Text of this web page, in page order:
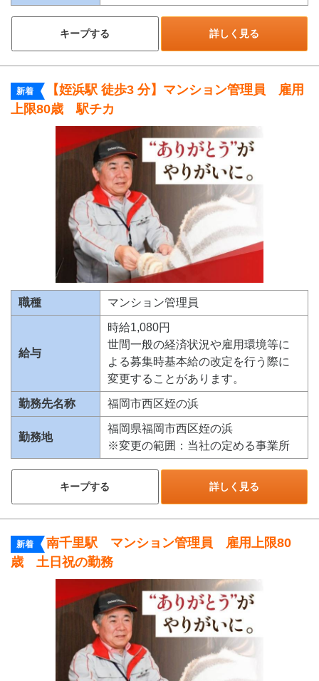
キープする 詳しく見る
新着
【姪浜駅 徒歩3 分】マンション管理員 雇用
上限80歳 駅チカ
職種 マンション管理員
給与
時給1,080円
世間一般の経済状況や雇用環境等に
よる募集時基本給の改定を行う際に
変更することがあります。
勤務先名称 福岡市西区姪の浜
勤務地
福岡県福岡市西区姪の浜
※変更の範囲：当社の定める事業所
キープする 詳しく見る
新着
南千里駅 マンション管理員 雇用上限80
歳 土日祝の勤務